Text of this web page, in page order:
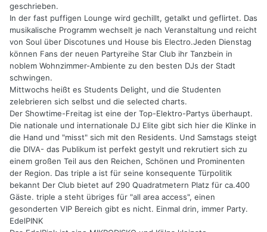
geschrieben.
In der fast puffigen Lounge wird gechillt, getalkt und geflirtet. Das
musikalische Programm wechselt je nach Veranstaltung und reicht
von Soul über Discotunes und House bis Electro.Jeden Dienstag
können Fans der neuen Partyreihe Star Club ihr Tanzbein in
noblem Wohnzimmer-Ambiente zu den besten DJs der Stadt
schwingen.
Mittwochs heißt es Students Delight, und die Studenten
zelebrieren sich selbst und die selected charts.
Der Showtime-Freitag ist eine der Top-Elektro-Partys überhaupt.
Die nationale und internationale DJ Elite gibt sich hier die Klinke in
die Hand und "misst" sich mit den Residents. Und Samstags steigt
die DIVA- das Publikum ist perfekt gestylt und rekrutiert sich zu
einem großen Teil aus den Reichen, Schönen und Prominenten
der Region. Das triple a ist für seine konsequente Türpolitik
bekannt Der Club bietet auf 290 Quadratmetern Platz für ca.400
Gäste. triple a steht übriges für "all area access", einen
gesonderten VIP Bereich gibt es nicht. Einmal drin, immer Party.
EdelPINK